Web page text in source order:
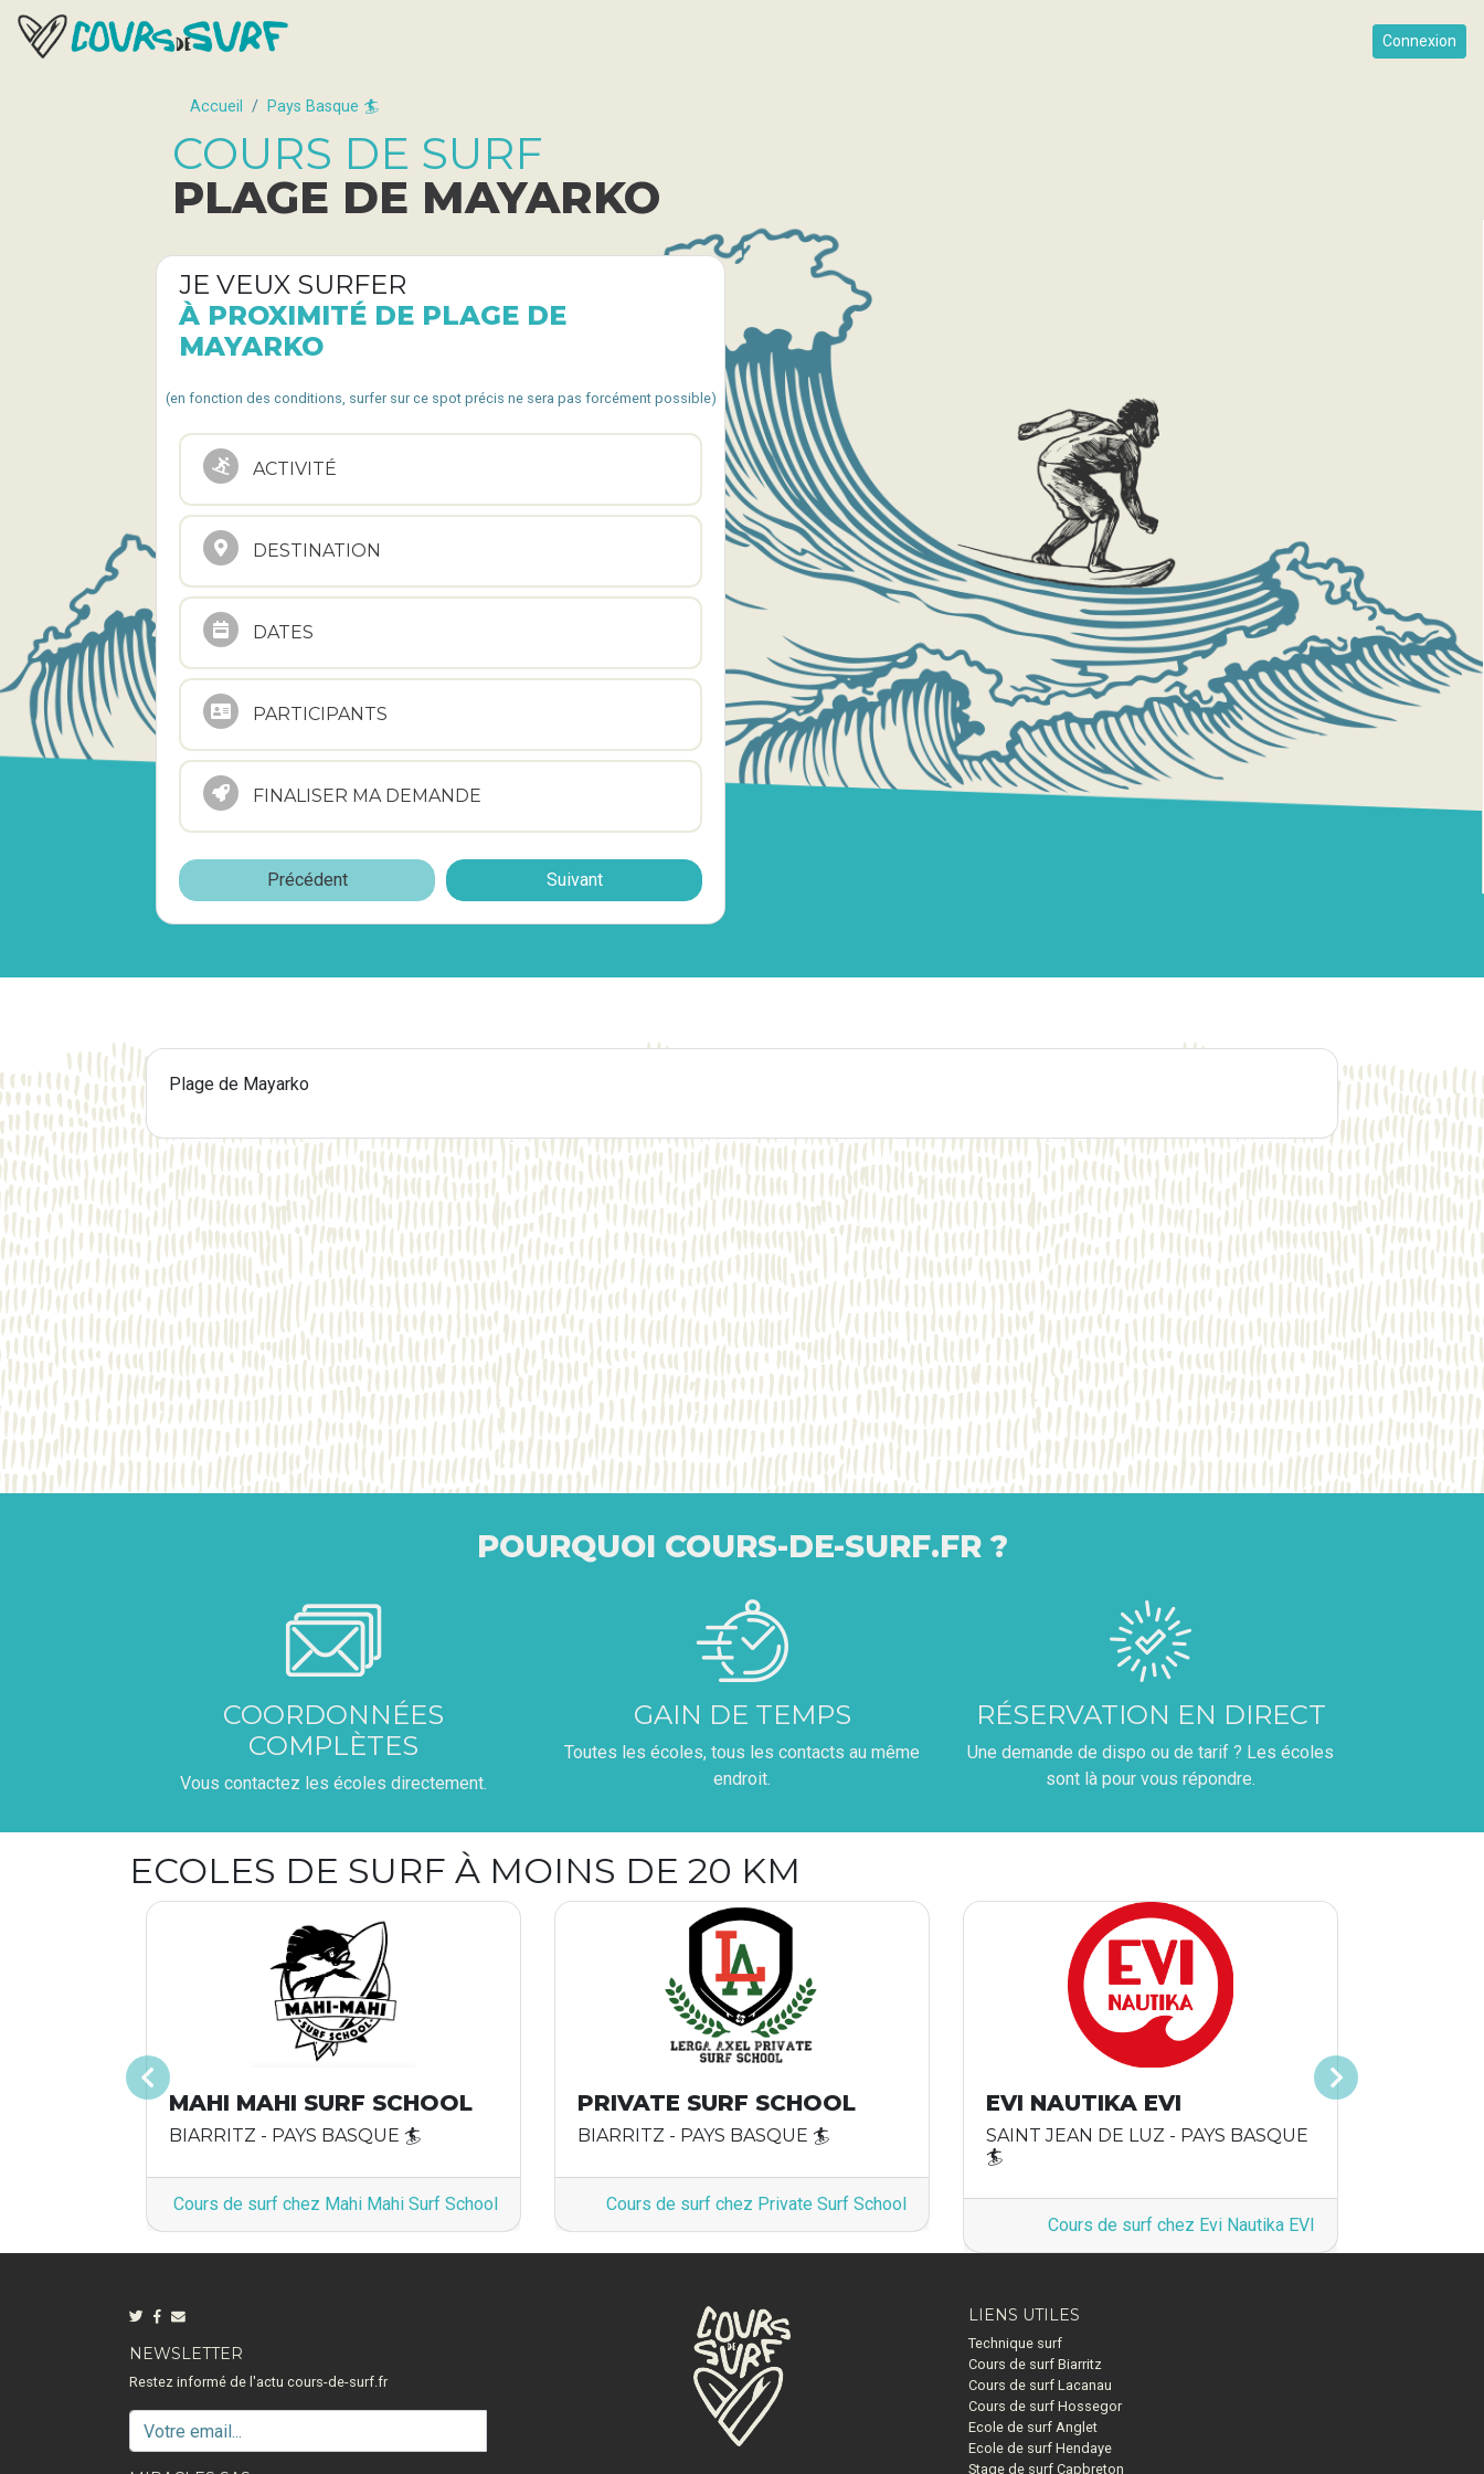
Connexion
Accueil Pays Basque 🏄
COURS DE SURF
PLAGE DE MAYARKO
JE VEUX SURFER
À PROXIMITÉ DE PLAGE DE
MAYARKO
(en fonction des conditions, surfer sur ce spot précis ne sera pas forcément possible)
ACTIVITÉ
DESTINATION
DATES
PARTICIPANTS
FINALISER MA DEMANDE
Précédent Suivant
Plage de Mayarko
POURQUOI COURS-DE-SURF.FR ?
COORDONNÉES
COMPLÈTES
Vous contactez les écoles directement.
GAIN DE TEMPS
Toutes les écoles, tous les contacts au même
endroit.
RÉSERVATION EN DIRECT
Une demande de dispo ou de tarif ? Les écoles
sont là pour vous répondre.
ECOLES DE SURF À MOINS DE 20 KM
MAHI MAHI SURF SCHOOL
BIARRITZ - PAYS BASQUE 🏄
Cours de surf chez Mahi Mahi Surf School
PRIVATE SURF SCHOOL
BIARRITZ - PAYS BASQUE 🏄
Cours de surf chez Private Surf School
EVI NAUTIKA EVI
SAINT JEAN DE LUZ - PAYS BASQUE
🏄
Cours de surf chez Evi Nautika EVI
Suivant
NEWSLETTER
Restez informé de l'actu cours-de-surf.fr
LIENS UTILES
Technique surf
Cours de surf Biarritz
Cours de surf Lacanau
Cours de surf Hossegor
Ecole de surf Anglet
Ecole de surf Hendaye
Stage de surf Capbreton